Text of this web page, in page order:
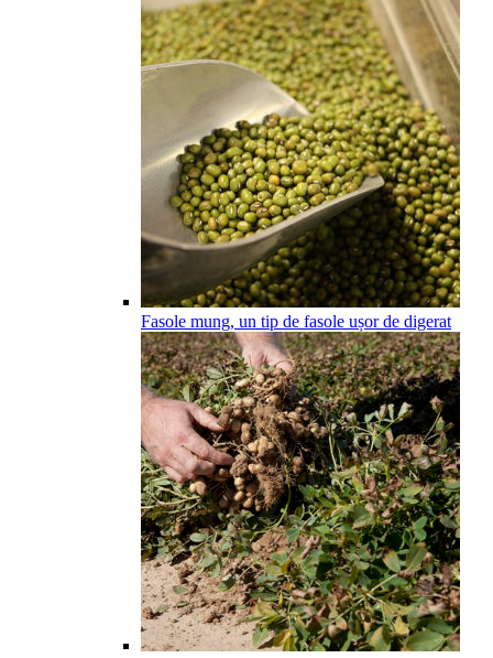
Fasole mung, un tip de fasole ușor de digerat